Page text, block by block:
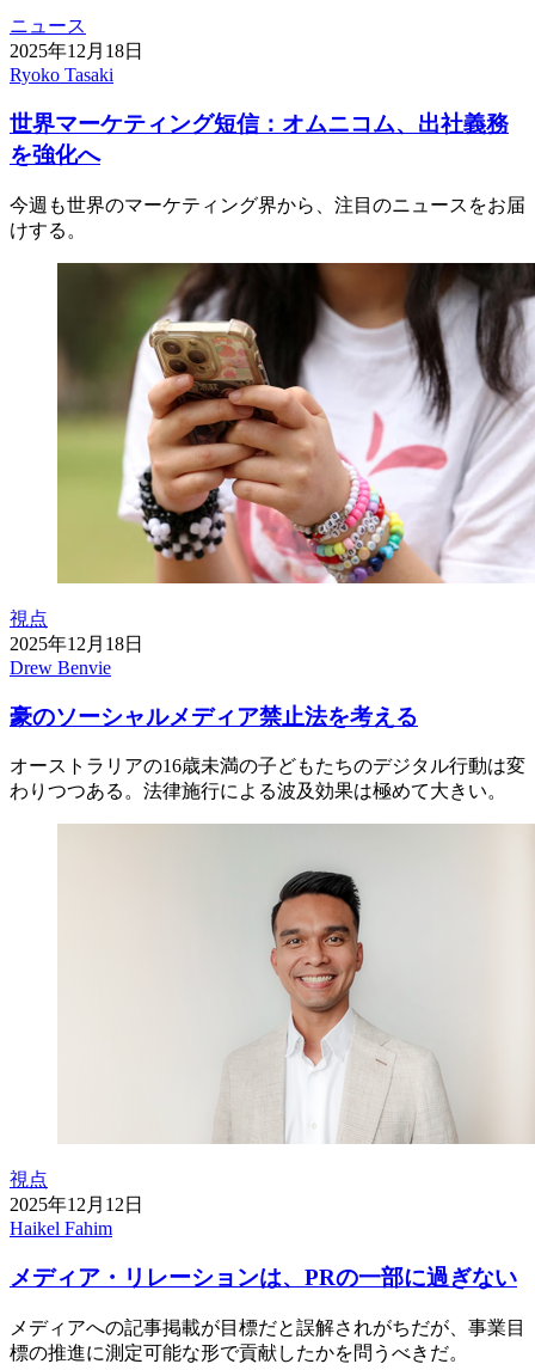
ニュース
2025年12月18日
Ryoko Tasaki
世界マーケティング短信：オムニコム、出社義務
を強化へ
今週も世界のマーケティング界から、注目のニュースをお届
けする。
視点
2025年12月18日
Drew Benvie
豪のソーシャルメディア禁止法を考える
オーストラリアの16歳未満の子どもたちのデジタル行動は変
わりつつある。法律施行による波及効果は極めて大きい。
視点
2025年12月12日
Haikel Fahim
メディア・リレーションは、PRの一部に過ぎない
メディアへの記事掲載が目標だと誤解されがちだが、事業目
標の推進に測定可能な形で貢献したかを問うべきだ。